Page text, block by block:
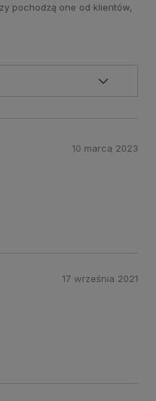
pochodzą one od klientów,
10 marca 2023
17 września 2021